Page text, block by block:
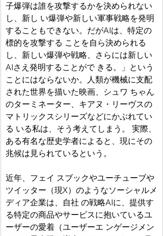
子爆弾は誰を攻撃するかを決められない
し、新し い爆弾や新しい軍事戦略を発明
することもできない。だがAIは、特定の
標的を攻撃する ことを自ら決められる
し、新しい爆弾や戦略、さらには新しい
AIさえ発明することがで きる。」という
ことにはならないか。人類が機械に支配
された世界を描いた映画、シュワ ちゃん
のターミネーター、キアヌ・リーヴスの
マトリックスシリーズなどにかぶれてい
る いる私は、そう考えてしまう。 実際、
ある有名な歴史学者によると、現にその
兆候は見られているという。
近年、フェイ スブックやユーチューブや
ツイッター（現X）のようなソーシャルメ
ディア企業は、自社 の戦略AIに、提供す
る特定の商品やサービスに抱いているユ
ーザーの愛着（ユーザーエ ンゲージメン